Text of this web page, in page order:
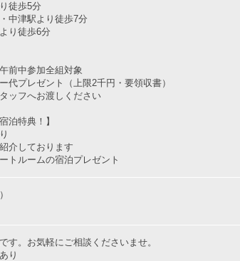
徒歩5分
中津駅より徒歩7分
り徒歩6分
前中参加全組対象
代プレゼント（上限2千円・要領収書）
ッフへお渡しください
泊特典！】
り
介しております
トルームの宿泊プレゼント
す。お気軽にご相談くださいませ。
り